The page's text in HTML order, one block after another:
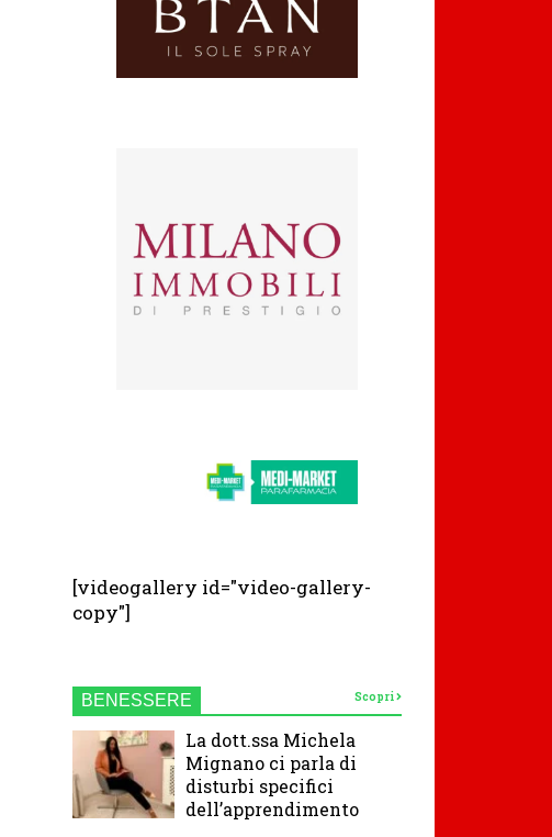
[videogallery id="video-gallery-
copy"]
BENESSERE Scopri
La dott.ssa Michela
Mignano ci parla di
disturbi specifici
dell’apprendimento